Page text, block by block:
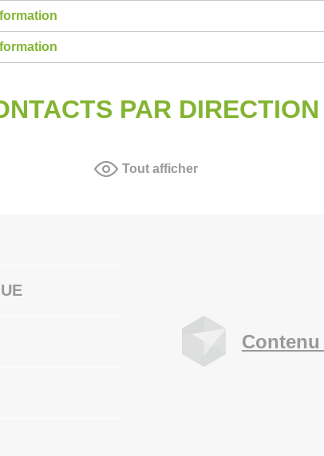
PAR DIRECTION
Tout afficher